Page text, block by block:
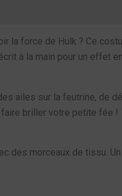
la force de Hulk ? Ce
à la main pour un effet
ailes sur la feutrine, de
briller votre petite fée !
des morceaux de tissu.